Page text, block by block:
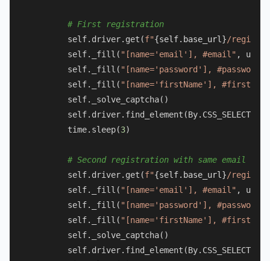
# First registration
        self.driver.get(
f"{self.base_url}/
        self._fill(
"[name='email'], #email" ,
        self._fill(
"[name='password'], #password"
        self._fill(
"[name='firstName'], #first-
        self._solve_captcha()
        self.driver.find_element(By.CSS_SELECTOR,
        time.sleep(
3)
# Second registration with same email
        self.driver.get(
f"{self.base_url}/
        self._fill(
"[name='email'], #email" ,
        self._fill(
"[name='password'], #password"
        self._fill(
"[name='firstName'], #first-
        self._solve_captcha()
        self.driver.find_element(By.CSS_SELECTOR,